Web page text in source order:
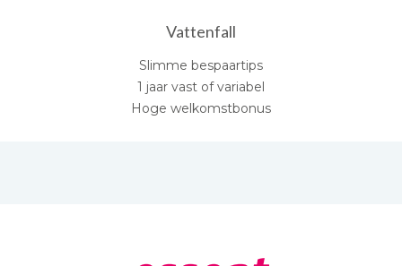
Vattenfall
Slimme bespaartips
1 jaar vast of variabel
Hoge welkomstbonus